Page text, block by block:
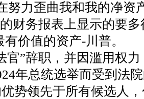
努力歪曲我和我的净资
的财务报表上显示的要
有价值的资产-川普。
官”辞职，并因滥用权
年总统选举而受到法
势领先于所有候选人